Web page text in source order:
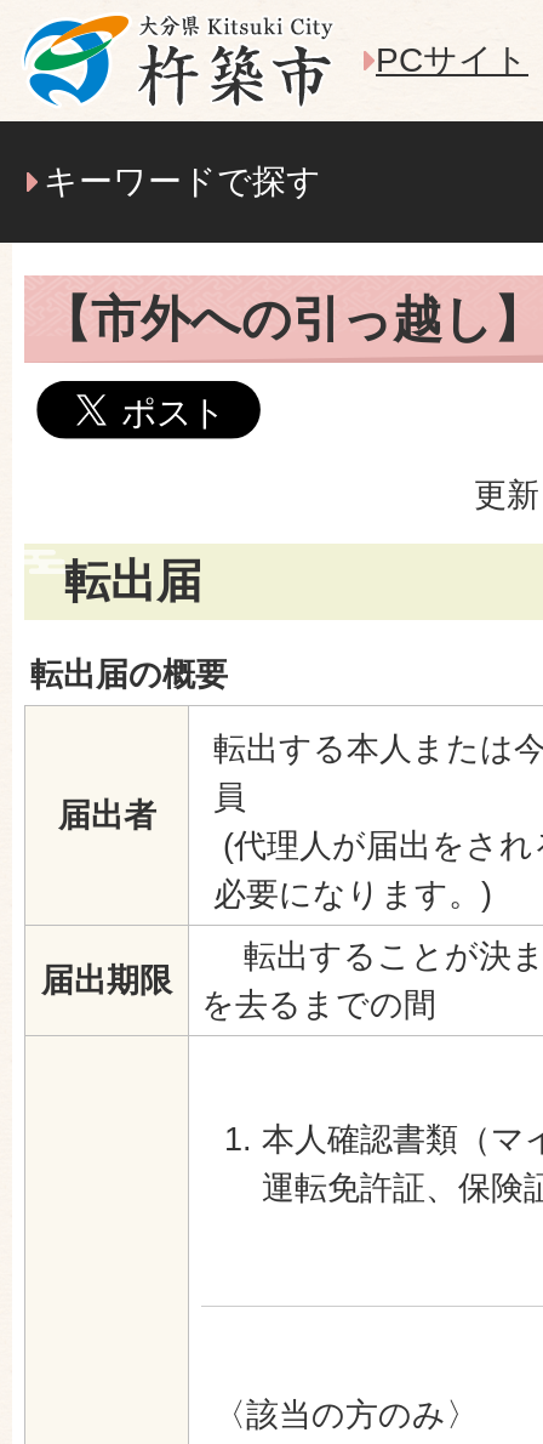
PCサイト
キーワードで探す
【市外への引っ越し
更
転出届
転出届の概要
届出者
転出する本人または
員
(代理人が届出をさ
必要になります。)
届出期限
転出することが決
を去るまでの間
本人確認書類（マ
運転免許証、保険
〈該当の方のみ〉